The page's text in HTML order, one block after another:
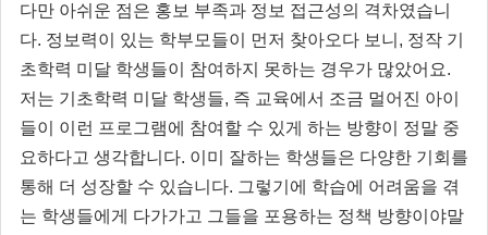
다만 아쉬운 점은 홍보 부족과 정보 접근성의 격차였습니
다. 정보력이 있는 학부모들이 먼저 찾아오다 보니, 정작 기
초학력 미달 학생들이 참여하지 못하는 경우가 많았어요.
저는 기초학력 미달 학생들, 즉 교육에서 조금 멀어진 아이
들이 이런 프로그램에 참여할 수 있게 하는 방향이 정말 중
요하다고 생각합니다. 이미 잘하는 학생들은 다양한 기회를
통해 더 성장할 수 있습니다. 그렇기에 학습에 어려움을 겪
는 학생들에게 다가가고 그들을 포용하는 정책 방향이야말